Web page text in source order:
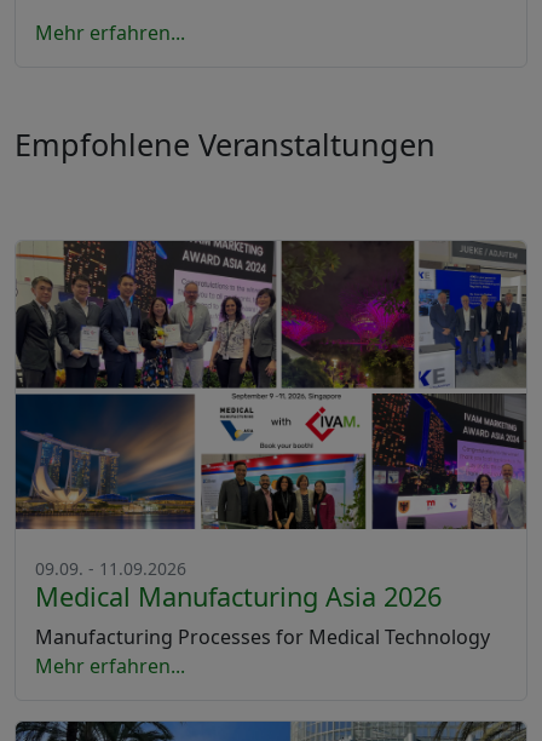
Mehr erfahren...
Empfohlene Veranstaltungen
09.09. - 11.09.2026
Medical Manufacturing Asia 2026
Manufacturing Processes for Medical Technology
Mehr erfahren...